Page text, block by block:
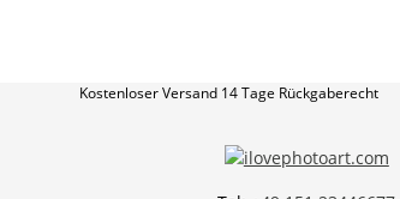
Kostenloser Versand 14 Tage Rückgaberecht